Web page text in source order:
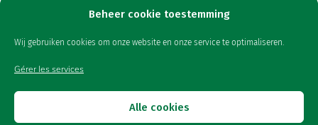
Beheer cookie toestemming
Wij gebruiken cookies om onze website en onze service te optimaliseren.
Gérer les services
Alle cookies
Icons made by